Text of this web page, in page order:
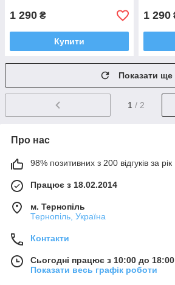
1 290 ₴
Купити
1 290
Показати ще
1 / 2
Про нас
98% позитивних з 200 відгуків за рік
Працює з 18.02.2014
м. Тернопіль
Тернопіль, Україна
Контакти
Сьогодні працює з 10:00 до 18:00
Показати весь графік роботи